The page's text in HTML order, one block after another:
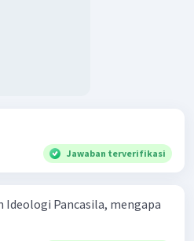
Jawaban terverifikasi
Ideologi Pancasila, mengapa